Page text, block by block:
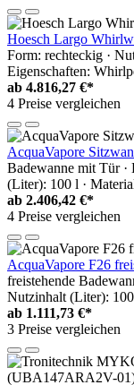
Hoesch Largo
Form: rechteckig ·
Eigenschaften:
ab 4.816,27 €*
4 Preise vergleichen
AcquaVapore
Badewanne mit Tür ·
(Liter): 100 l ·
ab 2.406,42 €*
4 Preise vergleichen
AcquaVapore F26
freistehende
Nutzinhalt (Liter):
ab 1.111,73 €*
3 Preise vergleichen